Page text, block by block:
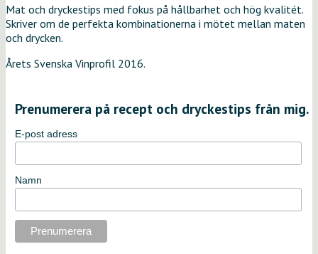
Mat och dryckestips med fokus på hållbarhet och hög kvalitét.
Skriver om de perfekta kombinationerna i mötet mellan maten
och drycken.
Årets Svenska Vinprofil 2016.
Prenumerera på recept och dryckestips från mig.
E-post adress
Namn